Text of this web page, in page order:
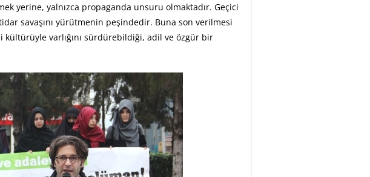
yerine, yalnızca propaganda unsuru olmaktadır. Geçici
savaşını yürütmenin peşindedir. Buna son verilmesi
varlığını sürdürebildiği, adil ve özgür bir